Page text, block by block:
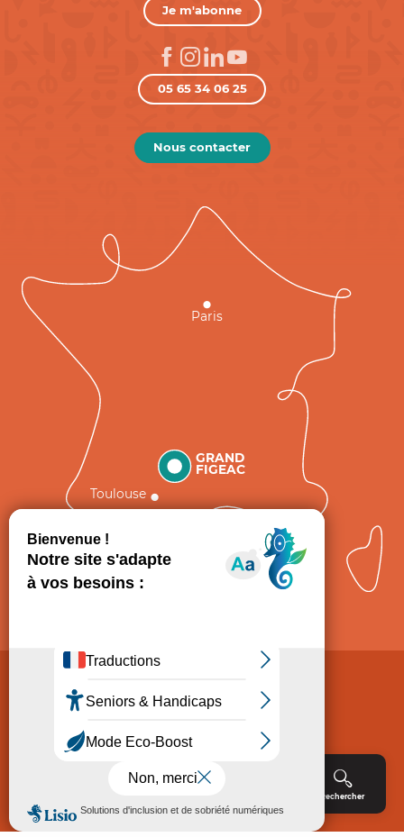
Rechercher
Je m'abonne
05 65 34 06 25
Nous contacter
GRAND
FIGEAC
Toulouse
Paris
Politique de Protection des données
Consentement
Accessibilité : non conforme